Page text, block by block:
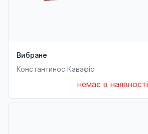
Вибране
Константинос Кавафіс
немає в наявності